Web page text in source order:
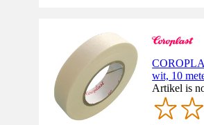
wit, 10
Artikel is